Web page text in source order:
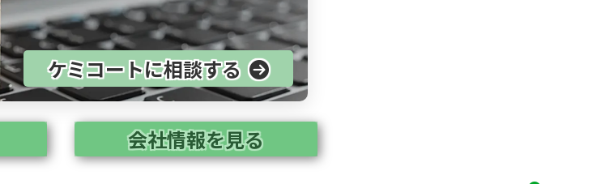
ケミコートに相談する
会社情報を見る